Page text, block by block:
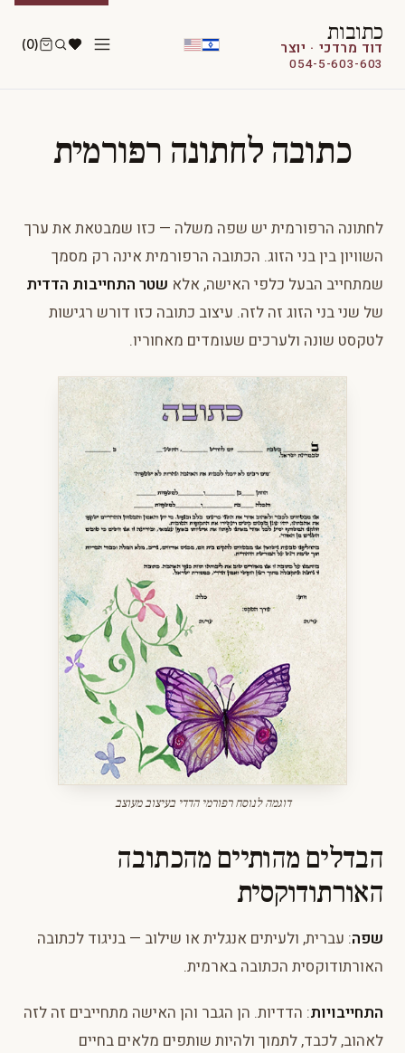
כתובות
דוד מרדכי · יוצר
054-5-603-603
(0)
כתובה לחתונה רפורמית
לחתונה הרפורמית יש שפה משלה — כזו שמבטאת את ערך
השוויון בין בני הזוג. הכתובה הרפורמית אינה רק מסמך
שמתחייב הבעל כלפי האישה, אלא שטר התחייבות הדדית
של שני בני הזוג זה לזה. עיצוב כתובה כזו דורש רגישות
לטקסט שונה ולערכים שעומדים מאחוריו.
דוגמה לנוסח רפורמי הדדי בעיצוב מעוצב
הבדלים מהותיים מהכתובה
האורתודוקסית
שפה: עברית, ולעיתים אנגלית או שילוב — בניגוד לכתובה
האורתודוקסית הכתובה בארמית.
התחייבויות: הדדיות. הן הגבר והן האישה מתחייבים זה לזה
לאהוב, לכבד, לתמוך ולהיות שותפים מלאים בחיים